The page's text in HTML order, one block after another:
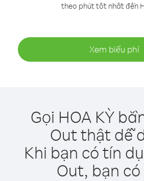
theo phút tốt nhất đến
Xem biểu phí
Gọi HOA KỲ
Out thật dễ
Khi bạn có tín
Out, bạn